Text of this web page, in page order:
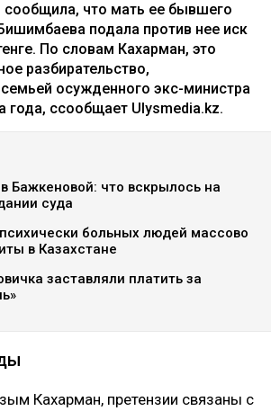
что мать ее бывшего
подала против нее иск
По словам Кахарман, это
разбирательство,
осужденного экс-министра
года, ссообщает Ulysmedia.kz.
Бажкеновой: что вскрылось на
суда
больных людей массово
в Казахстане
заставляли платить за
Кахарман, претензии связаны с